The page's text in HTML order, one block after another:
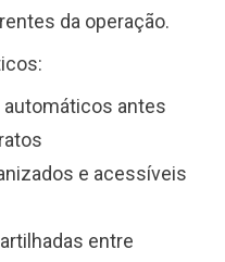
da operação.
automáticos antes
e acessíveis
entre